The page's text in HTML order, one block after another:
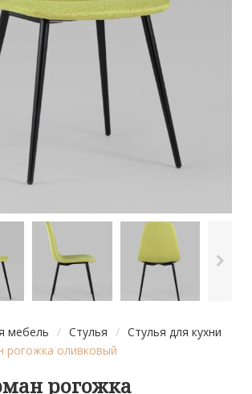
мебель / Стулья / Стулья для кухни
рогожка оливковый
рогожка